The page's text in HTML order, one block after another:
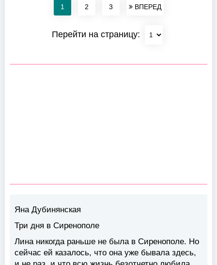
1 2 3 ВПЕРЕД
Перейти на страницу:
Яна Дубинянская
Три дня в Сиренополе
Лина никогда раньше не была в Сиренополе. Но
сейчас ей казалось, что она уже бывала здесь,